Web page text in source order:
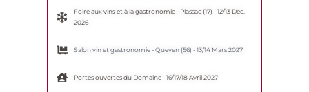
Foire aux vins et à la gastronomie - Plassac (17) - 12/13 Déc.
2026
Salon vin et gastronomie - Queven (56) - 13/14 Mars 2027
Portes ouvertes du Domaine - 16/17/18 Avril 2027